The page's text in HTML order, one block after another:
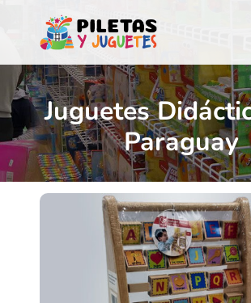
Juguetes
Paraguay